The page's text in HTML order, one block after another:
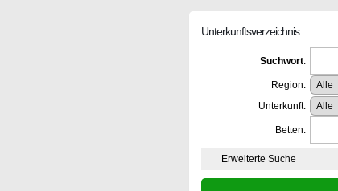
Unterkunftsverzeichnis
Suchwort:
Region:
Unterkunft:
Betten:
Erweiterte Suche